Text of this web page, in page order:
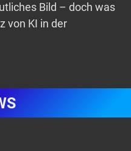
Bild – doch was
von KI in der